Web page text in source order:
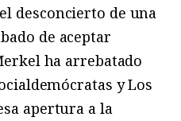
desconcierto de una
de aceptar
ha arrebatado
y Los
apertura a la